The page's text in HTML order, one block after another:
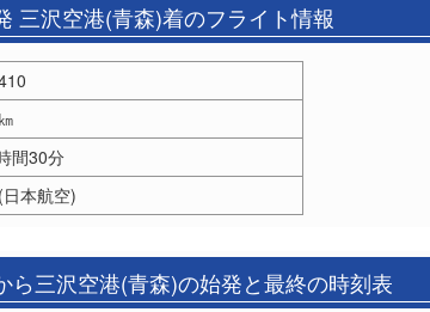
三沢空港(青森)着のフライト情報
間30分
本航空)
ら三沢空港(青森)の始発と最終の時刻表